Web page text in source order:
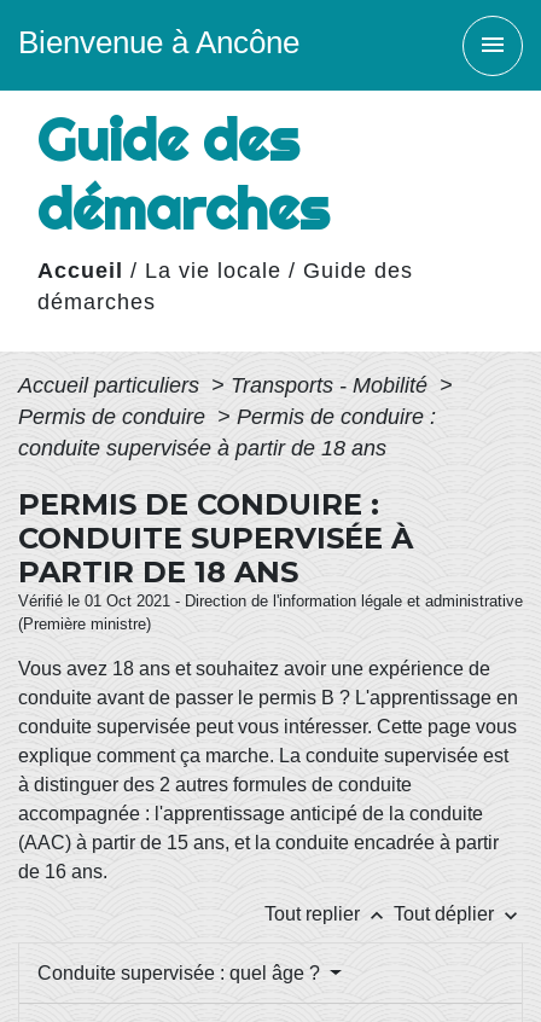
Bienvenue à Ancône menu
Guide des
démarches
Accueil / La vie locale / Guide des
démarches
Accueil particuliers > Transports - Mobilité >
Permis de conduire > Permis de conduire :
conduite supervisée à partir de 18 ans
PERMIS DE CONDUIRE :
CONDUITE SUPERVISÉE À
PARTIR DE 18 ANS
Vérifié le 01 Oct 2021 - Direction de l'information légale et administrative
(Première ministre)
Vous avez 18 ans et souhaitez avoir une expérience de
conduite avant de passer le permis B ? L'apprentissage en
conduite supervisée peut vous intéresser. Cette page vous
explique comment ça marche. La conduite supervisée est
à distinguer des 2 autres formules de conduite
accompagnée : l'apprentissage anticipé de la conduite
(AAC) à partir de 15 ans, et la conduite encadrée à partir
de 16 ans.
Tout replier keyboard_arrow_up Tout déplier keyboard_arrow_down
Conduite supervisée : quel âge ?